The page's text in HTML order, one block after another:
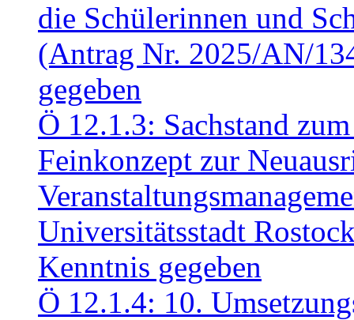
die Schülerinnen und
(Antrag Nr. 2025/AN/
gegeben
Ö 12.1.3: Sachstand
Feinkonzept zur
Universitätsstadt
Kenntnis gegeben
Ö 12.1.4: 10.